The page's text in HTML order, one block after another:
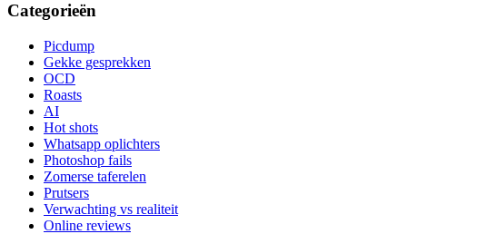
Categorieën
Picdump
Gekke gesprekken
OCD
Roasts
AI
Hot shots
Whatsapp oplichters
Photoshop fails
Zomerse taferelen
Prutsers
Verwachting vs realiteit
Online reviews